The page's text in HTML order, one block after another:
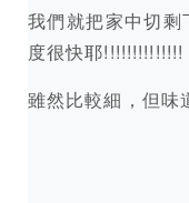
我們就把家中切
度很快耶!!!!!!!!!!!!!!
雖然比較細，但味